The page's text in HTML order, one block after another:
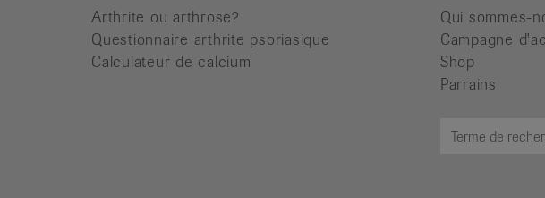
Arthrite ou arthrose?
Questionnaire arthrite psoriasique
Calculateur de calcium
Qui sommes-
Campagne
Shop
Parrains
Terme